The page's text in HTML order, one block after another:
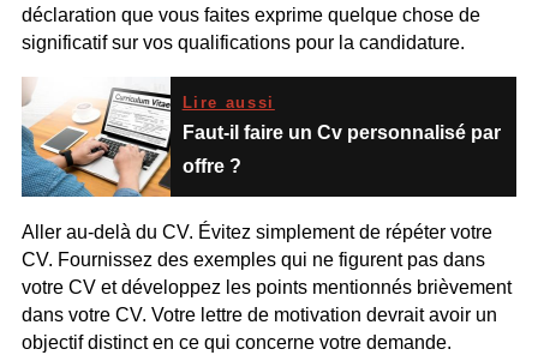
déclaration que vous faites exprime quelque chose de
significatif sur vos qualifications pour la candidature.
Lire aussi
Faut-il faire un Cv personnalisé par
offre ?
Aller au-delà du CV. Évitez simplement de répéter votre
CV. Fournissez des exemples qui ne figurent pas dans
votre CV et développez les points mentionnés brièvement
dans votre CV. Votre lettre de motivation devrait avoir un
objectif distinct en ce qui concerne votre demande.